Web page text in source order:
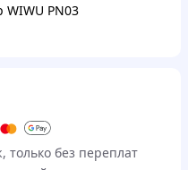
WIWU PN03
без переплат